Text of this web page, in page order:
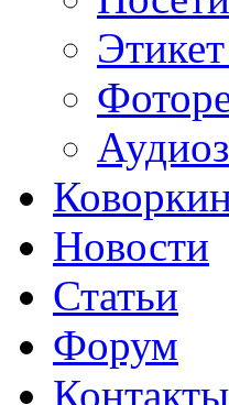
Новости
Статьи
Форум
Контакты